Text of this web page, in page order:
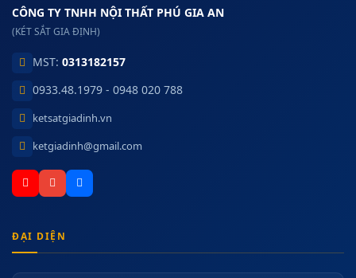
CÔNG TY TNHH NỘI THẤT PHÚ GIA AN
(KÉT SẮT GIA ĐỊNH)
MST: 0313182157
0933.48.1979 - 0948 020 788
ketsatgiadinh.vn
ketgiadinh@gmail.com
ĐẠI DIỆN